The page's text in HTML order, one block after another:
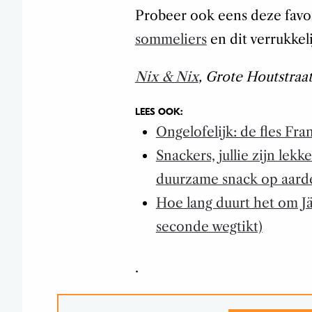
Probeer ook eens deze
sommeliersen dit
Nix & Nix, Grote
LEES OOK:
Ongelofelijk: de fles
Snackers, jullie zijn
duurzame snack op
Hoe lang duurt het om
seconde wegtikt)
.